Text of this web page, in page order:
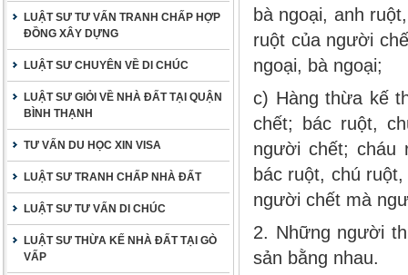
LUẬT SƯ TƯ VẤN TRANH CHẤP HỢP
ĐỒNG XÂY DỰNG
LUẬT SƯ CHUYÊN VỀ DI CHÚC
LUẬT SƯ GIỎI VỀ NHÀ ĐẤT TẠI QUẬN
BÌNH THẠNH
TƯ VẤN DU HỌC XIN VISA
LUẬT SƯ TRANH CHẤP NHÀ ĐẤT
LUẬT SƯ TƯ VẤN DI CHÚC
LUẬT SƯ THỪA KẾ NHÀ ĐẤT TẠI GÒ
VẤP
bà ngoại, anh
ruột của người
ngoại, bà ngoại;
c) Hàng thừa kế
chết; bác ruột,
người chết; cháu
bác ruột, chú
người chết mà
2. Những người
sản bằng nhau.